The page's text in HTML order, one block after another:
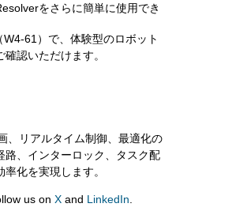
をさらに簡単に使用でき
61）で、体験型のロボット
認いただけます。
、リアルタイム制御、最適化の
路、インターロック、タスク配
化を実現します。
us on X and LinkedIn